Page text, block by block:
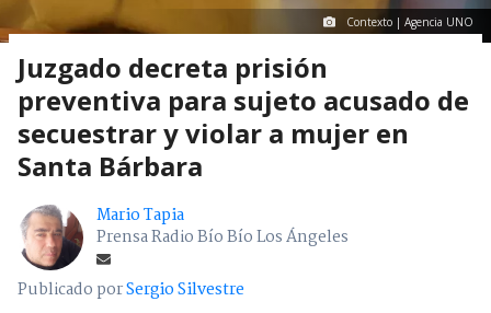
Contexto | Agencia UNO
Juzgado decreta prisión
preventiva para sujeto acusado de
secuestrar y violar a mujer en
Santa Bárbara
Mario Tapia
Prensa Radio Bío Bío Los Ángeles
Publicado porSergio Silvestre